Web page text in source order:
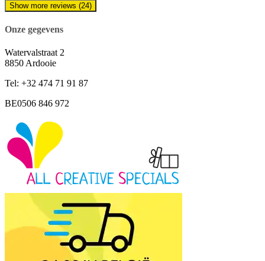
Show more reviews (24)
Onze gegevens
Watervalstraat 2
8850 Ardooie
Tel: +32 474 71 91 87
BE0506 846 972